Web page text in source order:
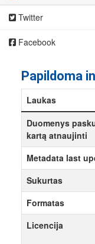
Twitter
Facebook
Papildoma
Laukas
Duomenys
kartą atnaujinti
Metadata last
Sukurtas
Formatas
Licencija